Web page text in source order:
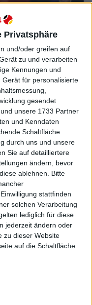
Privatsphäre
und/oder greifen auf
zu und verarbeiten
Kennungen und
für personalisierte
gesendet
unsere 1733 Partner
und Kenndaten
Schaltfläche
durch uns und unsere
Sie auf detailliertere
ändern, bevor
ablehnen.
Bitte
stattfinden
solchen Verarbeitung
lediglich für diese
jederzeit ändern oder
zu dieser Website
auf die Schaltfläche
im Überblick |
und